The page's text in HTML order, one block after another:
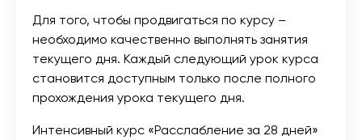
Для того, чтобы продвигаться по курсу –
необходимо качественно выполнять занятия
текущего дня. Каждый следующий урок курса
становится доступным только после полного
прохождения урока текущего дня.
Интенсивный курс «Расслабление за 28 дней»